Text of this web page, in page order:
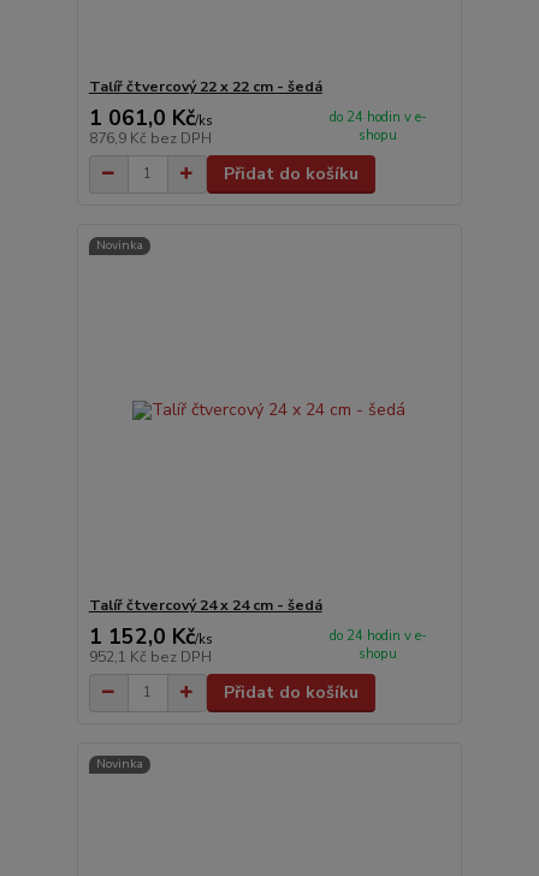
Talíř čtvercový 22 x 22 cm - šedá
1 061,0 Kč/ks
876,9 Kč bez DPH
do 24 hodin v e-
shopu
Přidat do košíku
Novinka
Talíř čtvercový 24 x 24 cm - šedá
1 152,0 Kč/ks
952,1 Kč bez DPH
do 24 hodin v e-
shopu
Přidat do košíku
Novinka